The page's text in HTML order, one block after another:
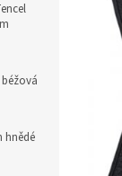
hnědé